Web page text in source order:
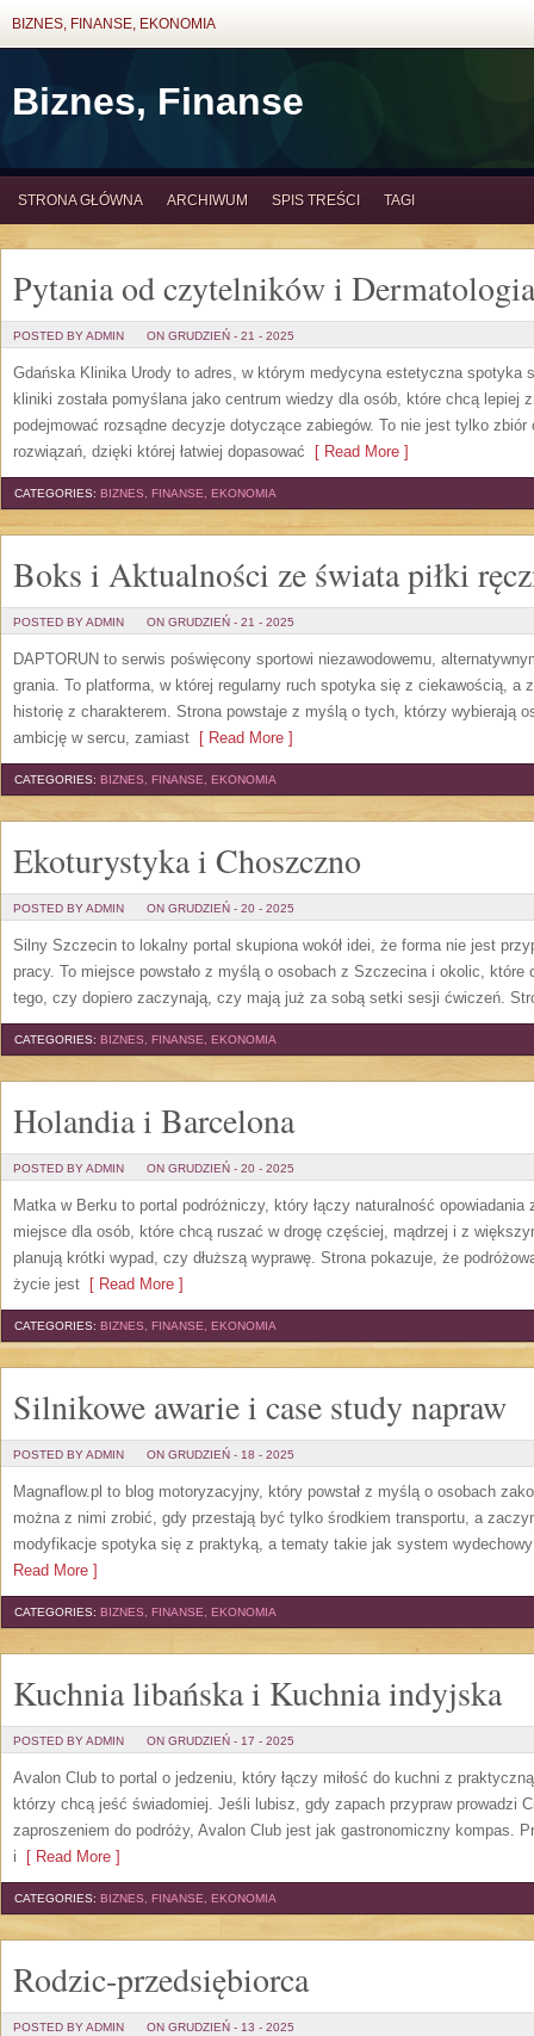
BIZNES, FINANSE, EKONOMIA
Biznes, Finanse
STRONA GŁÓWNA ARCHIWUM SPIS TREŚCI TAGI
Pytania od czytelników i Dermatologia
POSTED BY ADMIN ON GRUDZIEŃ - 21 - 2025
Gdańska Klinika Urody to adres, w którym medycyna estetyczna spotyka
kliniki została pomyślana jako centrum wiedzy dla osób, które chcą lepiej
podejmować rozsądne decyzje dotyczące zabiegów. To nie jest tylko
rozwiązań, dzięki której łatwiej dopasować [ Read More ]
CATEGORIES: BIZNES, FINANSE, EKONOMIA
Boks i Aktualności ze świata piłki
POSTED BY ADMIN ON GRUDZIEŃ - 21 - 2025
DAPTORUN to serwis poświęcony sportowi niezawodowemu,
grania. To platforma, w której regularny ruch spotyka się z ciekawością, a
historię z charakterem. Strona powstaje z myślą o tych, którzy wybierają
ambicję w sercu, zamiast [ Read More ]
CATEGORIES: BIZNES, FINANSE, EKONOMIA
Ekoturystyka i Choszczno
POSTED BY ADMIN ON GRUDZIEŃ - 20 - 2025
Silny Szczecin to lokalny portal skupiona wokół idei, że forma nie jest
pracy. To miejsce powstało z myślą o osobach z Szczecina i okolic,
tego, czy dopiero zaczynają, czy mają już za sobą setki sesji ćwiczeń.
CATEGORIES: BIZNES, FINANSE, EKONOMIA
Holandia i Barcelona
POSTED BY ADMIN ON GRUDZIEŃ - 20 - 2025
Matka w Berku to portal podróżniczy, który łączy naturalność
miejsce dla osób, które chcą ruszać w drogę częściej, mądrzej i z
planują krótki wypad, czy dłuższą wyprawę. Strona pokazuje, że
życie jest [ Read More ]
CATEGORIES: BIZNES, FINANSE, EKONOMIA
Silnikowe awarie i case study napraw
POSTED BY ADMIN ON GRUDZIEŃ - 18 - 2025
Magnaflow.pl to blog motoryzacyjny, który powstał z myślą o osobach
można z nimi zrobić, gdy przestają być tylko środkiem transportu, a
modyfikacje spotyka się z praktyką, a tematy takie jak system
Read More ]
CATEGORIES: BIZNES, FINANSE, EKONOMIA
Kuchnia libańska i Kuchnia indyjska
POSTED BY ADMIN ON GRUDZIEŃ - 17 - 2025
Avalon Club to portal o jedzeniu, który łączy miłość do kuchni z
którzy chcą jeść świadomiej. Jeśli lubisz, gdy zapach przypraw prowadzi
zaproszeniem do podróży, Avalon Club jest jak gastronomiczny kompas.
i [ Read More ]
CATEGORIES: BIZNES, FINANSE, EKONOMIA
Rodzic-przedsiębiorca
POSTED BY ADMIN ON GRUDZIEŃ - 13 - 2025